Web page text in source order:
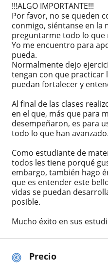
Precio
!!!ALGO IMPORTANTE!!!
Por favor, no se queden
conmigo, siéntanse en la
preguntarme todo lo que
Yo me encuentro para
pueda.
Normalmente dejo
tengan con que practicar
puedan fortalecer y
Al final de las clases
en el que, más que para
desempeñaron, es para
todo lo que han avanzado.
Como estudiante de
todos les tiene porqué
embargo, también hago
que es entender este
vidas se puedan
posible.
Mucho éxito en sus